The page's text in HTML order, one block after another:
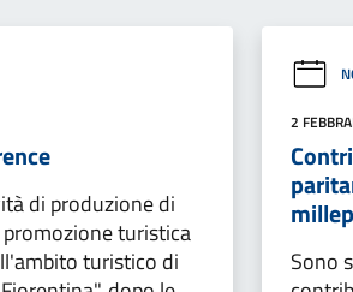
di produzione di
turistica
turistico di
2
Sono